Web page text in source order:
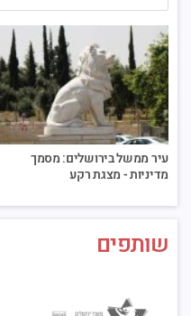
עיר ממשל בירושלים: מסמך
מדיניות - מצגת רקע
שותפים